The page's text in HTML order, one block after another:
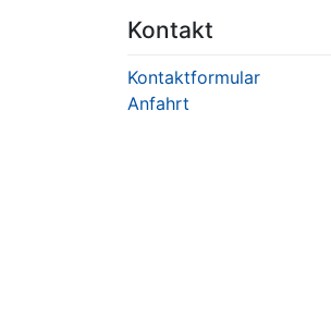
Kontakt
Kontaktformular
Anfahrt